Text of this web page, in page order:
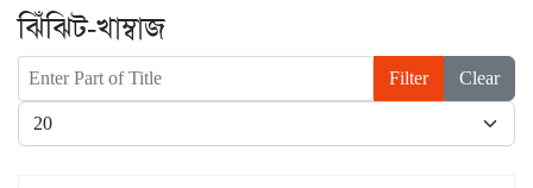
ঝিঁঝিট-খাম্বাজ
Enter Part of Title Filter
Clear
Display #